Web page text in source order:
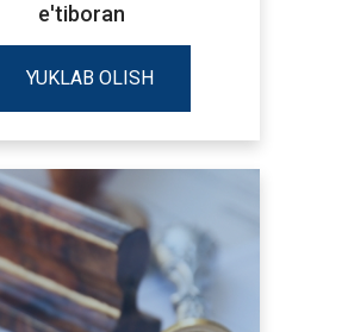
e'tiboran
YUKLAB OLISH